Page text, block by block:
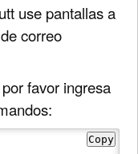
use pantallas a
correo
favor ingresa
Copy